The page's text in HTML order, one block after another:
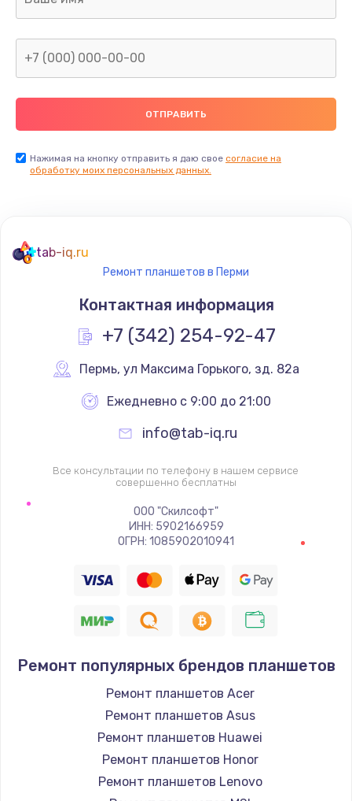
Нажимая на кнопку отправить я даю свое согласие на
обработку моих персональных данных.
tab-iq.ru
Ремонт планшетов в Перми
Контактная информация
+7 (342) 254-92-47
Пермь, ул Максима Горького, зд. 82а
Ежедневно с 9:00 до 21:00
info@tab-iq.ru
Все консультации по телефону в нашем сервисе
совершенно бесплатны
ООО "Скилсофт"
ИНН: 5902166959
ОГРН: 1085902010941
Ремонт популярных брендов планшетов
Ремонт планшетов Acer
Ремонт планшетов Asus
Ремонт планшетов Huawei
Ремонт планшетов Honor
Ремонт планшетов Lenovo